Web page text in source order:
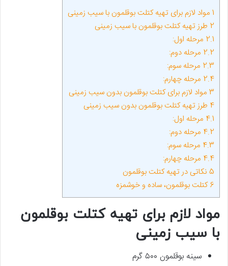
1 مواد لازم برای تهیه کتلت بوقلمون با سیب‌ زمینی
2 طرز تهیه کتلت بوقلمون با سیب زمینی
2.1 مرحله اول:
2.2 مرحله دوم:
2.3 مرحله سوم:
2.4 مرحله چهارم:
3 مواد لازم برای کتلت بوقلمون بدون سیب زمینی
4 طرز تهیه کتلت بوقلمون بدون سیب زمینی
4.1 مرحله اول:
4.2 مرحله دوم:
4.3 مرحله سوم:
4.4 مرحله چهارم:
5 نکاتی در تهیه کتلت بوقلمون
6کتلت بوقلمون، ساده و خوشمزه
مواد لازم برای تهیه کتلت بوقلمون
با سیب‌ زمینی
سینه بوقلمون ۵۰۰ گرم